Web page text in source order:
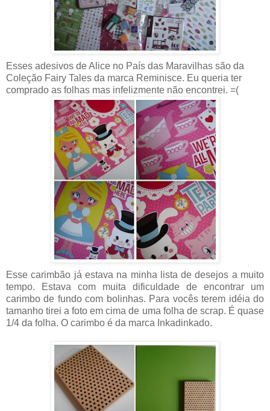
Esses adesivos de Alice no País das Maravilhas são da
Coleção Fairy Tales da marca Reminisce. Eu queria ter
comprado as folhas mas infelizmente não encontrei. =(
Esse carimbão já estava na minha lista de desejos a muito
tempo. Estava com muita dificuldade de encontrar um
carimbo de fundo com bolinhas. Para vocês terem idéia do
tamanho tirei a foto em cima de uma folha de scrap. É quase
1/4 da folha. O carimbo é da marca Inkadinkado.